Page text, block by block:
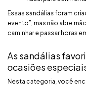
Essas sandálias foram
evento”, mas não abre
caminhar e passar horas
As sandálias
ocasiões
Nesta categoria, você